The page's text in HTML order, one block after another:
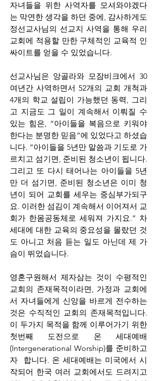
자녀들을 위한 사역자를 모셔와야겠다
는 막연한 생각을 하던 중에, 감사하게도
정선교사님의 선교지 사역을 통해 우리
교회에 적용할 만한 구체적인 교육적 인
싸이트를 얻을 수 있었습니다.
선교사님은 앙골라와 모잠비크에서 30
여년간 사역하면서 52개의 교회 개척과
4개의 학교 설립이 가능했던 동력, 그리
고 지금도 그 일이 계속해서 이뤄질 수
있는 힘은, “아이들을 복음으로 키워야
한다는 분명한 믿음”에 있었다고 하셨습
니다. “아이들을 5년만 말씀과 기도로 가
르치고 섬기면, 준비된 청소년이 됩니다.
그리고 또 다시 태어나는 아이들을 5년
만 더 섬기면, 준비된 청소년은 이미 청
년이 되어 교회를 세우는 중심부가되구
요. 이러한 섬김이 계속해서 이어져서 교
회가 한몸공동체로 세워져 가지요.” 차
세대에 대한 교육의 중요성을 몰랐던 것
도 아니고 처음 듣는 일도 아닌데 제 가
슴이 뛰었습니다.
영혼구원해서 제자삼는 것이 수평적인
교회의 존재목적이라면, 가정과 교회에
서 자녀들에게 신앙을 바르게 전수하는
것은 수직적인 교회의 존재목적입니다.
이 두가지 목적을 함께 이루어가기 위한
첫번째 도전으로 온 세대예배
(Intergenerational Worship)를 준비하고
자  합니다. 온 세대예배는 미국에서 시
작되어 한국 여러 교회에서도 드려지고